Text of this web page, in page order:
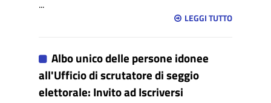
...
LEGGI TUTTO
Albo unico delle persone idonee
all'Ufficio di scrutatore di seggio
elettorale: Invito ad Iscriversi